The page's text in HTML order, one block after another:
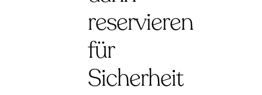
reservieren
für
Sicherheit